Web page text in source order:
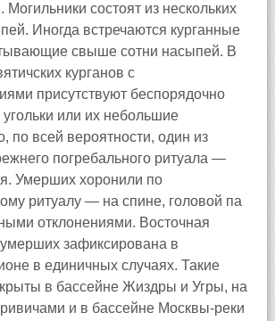
состоят из нескольких
Иногда встречаются курганные
свыше сотни насыпей. В
курганов с
присутствуют беспорядочно
или их небольшие
по всей вероятности, один из
погребального ритуала —
Умерших хоронили по
ритуалу — на спине, головой па
отклонениями. Восточная
зафиксирована в
в единичных случаях. Такие
в бассейне Жиздры и Угры, на
и в бассейне Москвы-реки